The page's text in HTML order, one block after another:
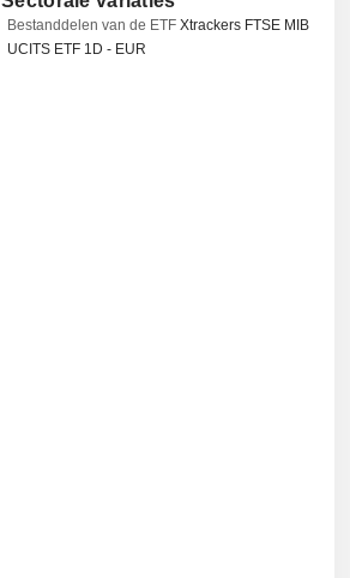
Bestanddelen van de ETFXtrackers FTSE MIB
UCITS ETF 1D - EUR